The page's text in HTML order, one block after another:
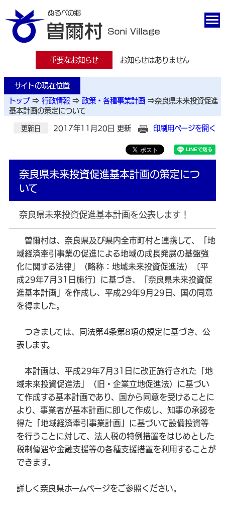
重要なお知らせ お知らせはありません
サイトの現在位置
トップ ⇒ 行政情報 ⇒ 政策・各種事業計画 ⇒奈良県未来投資促進
基本計画の策定について
更新日 2017年11月20日 更新 印刷用ページを開く
奈良県未来投資促進基本計画の策定につ
いて
奈良県未来投資促進基本計画を公表します！
曽爾村は、奈良県及び県内全市町村と連携して、「地
域経済牽引事業の促進による地域の成長発展の基盤強
化に関する法律」（略称：地域未来投資促進法）〔平
成29年7月31日施行〕に基づき、「奈良県未来投資促
進基本計画」を作成し、平成29年9月29日、国の同意
を得ました。
つきましては、同法第4条第8項の規定に基づき、公
表します。
本計画は、平成29年7月31日に改正施行された「地
域未来投資促進法」（旧・企業立地促進法）に基づい
て作成する基本計画であり、国から同意を受けることに
より、事業者が基本計画に即して作成し、知事の承認を
得た「地域経済牽引事業計画」に基づいて設備投資等
を行うことに対して、法人税の特例措置をはじめとした
税制優遇や金融支援等の各種支援措置を利用することが
できます。
詳しく奈良県ホームページをご参照ください。